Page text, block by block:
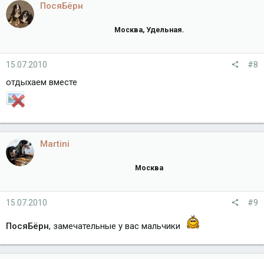
ПосяБёрн
Москва, Удельная.
15.07.2010 #8
отдыхаем вместе
Martini
Москва
15.07.2010 #9
ПосяБёрн, замечательные у вас мальчики